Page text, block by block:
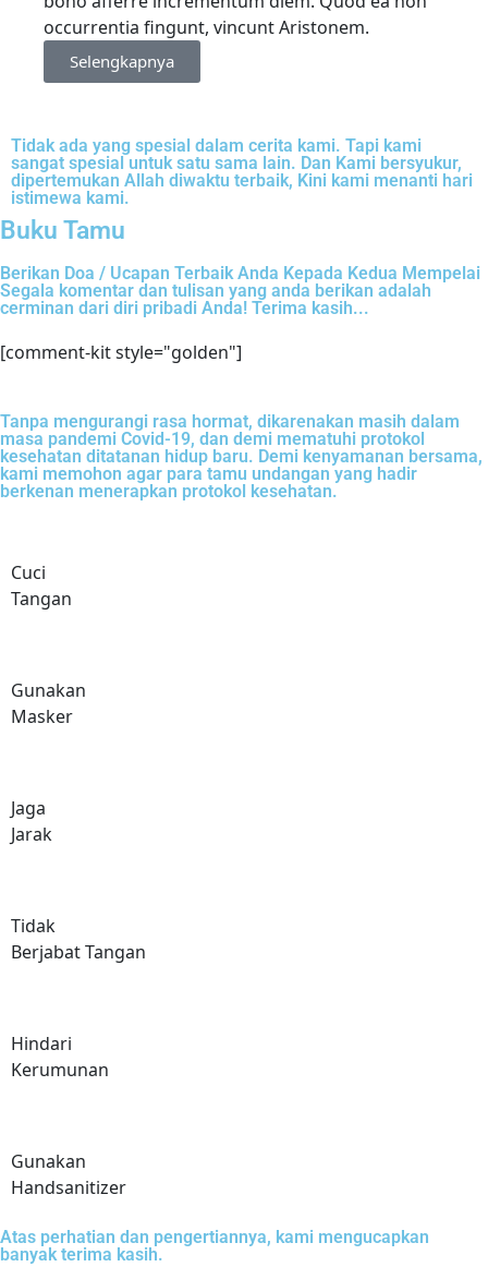
occurrentia fingunt, vincunt Aristonem.
Selengkapnya
Tidak ada yang spesial dalam cerita kami. Tapi kami
sangat spesial untuk satu sama lain. Dan Kami bersyukur,
dipertemukan Allah diwaktu terbaik, Kini kami menanti hari
istimewa kami.
Buku Tamu
Berikan Doa / Ucapan Terbaik Anda Kepada Kedua Mempelai
Segala komentar dan tulisan yang anda berikan adalah
cerminan dari diri pribadi Anda! Terima kasih...
[comment-kit style="golden"]
Tanpa mengurangi rasa hormat, dikarenakan masih dalam
masa pandemi Covid-19, dan demi mematuhi protokol
kesehatan ditatanan hidup baru. Demi kenyamanan bersama,
kami memohon agar para tamu undangan yang hadir
berkenan menerapkan protokol kesehatan.
Cuci
Tangan
Gunakan
Masker
Jaga
Jarak
Tidak
Berjabat Tangan
Hindari
Kerumunan
Gunakan
Handsanitizer
Atas perhatian dan pengertiannya, kami mengucapkan
banyak terima kasih.